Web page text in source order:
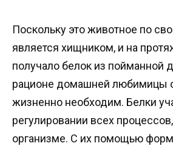
Поскольку это животное по
является хищником, и на
получало белок из пойманной
рационе домашней любимицы
жизненно необходим. Белки
регулировании всех
организме. С их помощью